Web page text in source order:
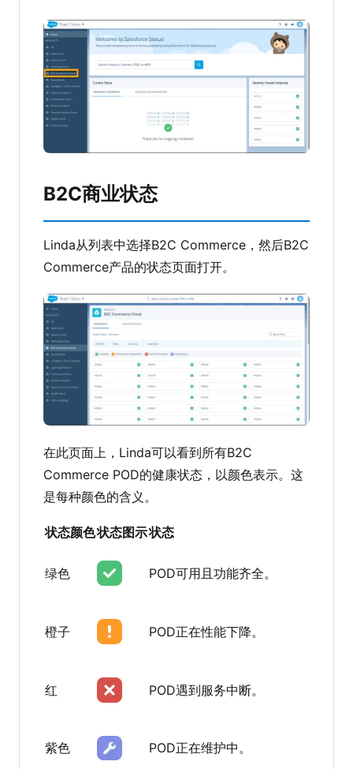
B2C商业状态
Linda从列表中选择B2C Commerce，然后B2C
Commerce产品的状态页面打开。
在此页面上，Linda可以看到所有B2C
Commerce POD的健康状态，以颜色表示。这
是每种颜色的含义。
状态颜色状态图示状态
绿色 POD可用且功能齐全。
橙子 POD正在性能下降。
红 POD遇到服务中断。
紫色 POD正在维护中。